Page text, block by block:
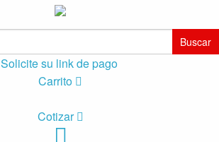
Solicite su link de pago
Carrito
Cotizar